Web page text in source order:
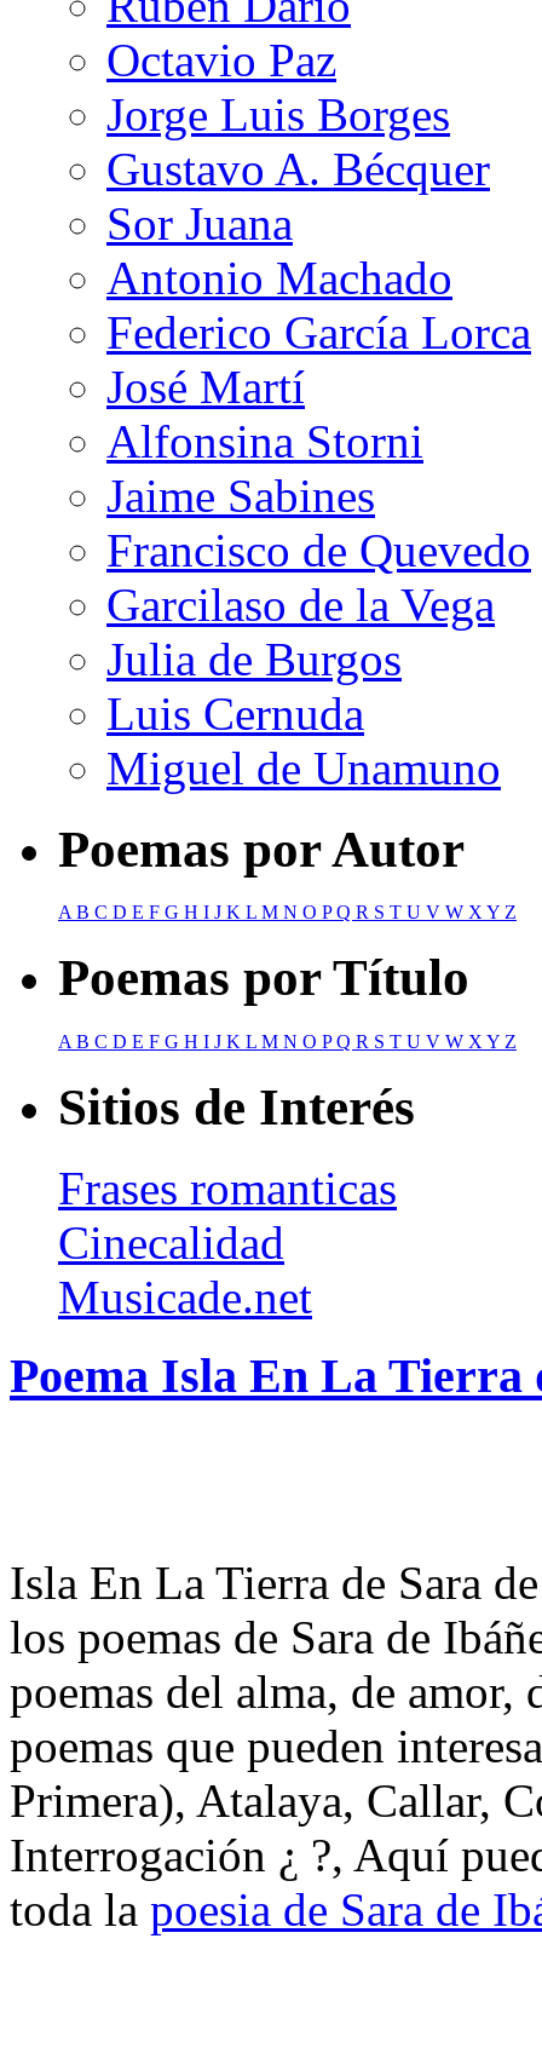
Octavio Paz
Jorge Luis Borges
Gustavo A. Bécquer
Sor Juana
Antonio Machado
Federico García Lorca
José Martí
Alfonsina Storni
Jaime Sabines
Francisco de Quevedo
Garcilaso de la Vega
Julia de Burgos
Luis Cernuda
Miguel de Unamuno
Poemas por Autor
AB C D E F G H I J K L M N O PQ R S T U V W XY Z
Poemas por Título
A B C D E F G H I J K L M N O PQ R S T U V W X Y Z
Sitios de Interés
Frases romanticas
Cinecalidad
Musicade.net
Poema Isla En La Tierra
Isla En La Tierra de Sara
los poemas de Sara de
poemas del alma, de
poemas que pueden
Primera), Atalaya, Callar,
Interrogación ¿ ?, Aquí
toda la poesia de Sara de